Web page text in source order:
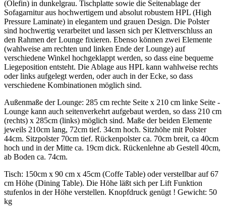
(Olefin) in dunkelgrau. Tischplatte sowie die Seitenablage der
Sofagarnitur aus hochwertigem und absolut robustem HPL (High
Pressure Laminate) in elegantem und grauen Design. Die Polster
sind hochwertig verarbeitet und lassen sich per Klettverschluss an
den Rahmen der Lounge fixieren. Ebenso können zwei Elemente
(wahlweise am rechten und linken Ende der Lounge) auf
verschiedene Winkel hochgeklappt werden, so dass eine bequeme
Liegeposition entsteht. Die Ablage aus HPL kann wahlweise rechts
oder links aufgelegt werden, oder auch in der Ecke, so dass
verschiedene Kombinationen möglich sind.
Außenmaße der Lounge: 285 cm rechte Seite x 210 cm linke Seite -
Lounge kann auch seitenverkehrt aufgebaut werden, so dass 210 cm
(rechts) x 285cm (links) möglich sind. Maße der beiden Elemente
jeweils 210cm lang, 72cm tief. 34cm hoch. Sitzhöhe mit Polster
44cm. Sitzpolster 70cm tief. Rückenpolster ca. 70cm breit, ca 40cm
hoch und in der Mitte ca. 19cm dick. Rückenlehne ab Gestell 40cm,
ab Boden ca. 74cm.
Tisch: 150cm x 90 cm x 45cm (Coffe Table) oder verstellbar auf 67
cm Höhe (Dining Table). Die Höhe läßt sich per Lift Funktion
stufenlos in der Höhe verstellen. Knopfdruck genügt ! Gewicht: 50
kg